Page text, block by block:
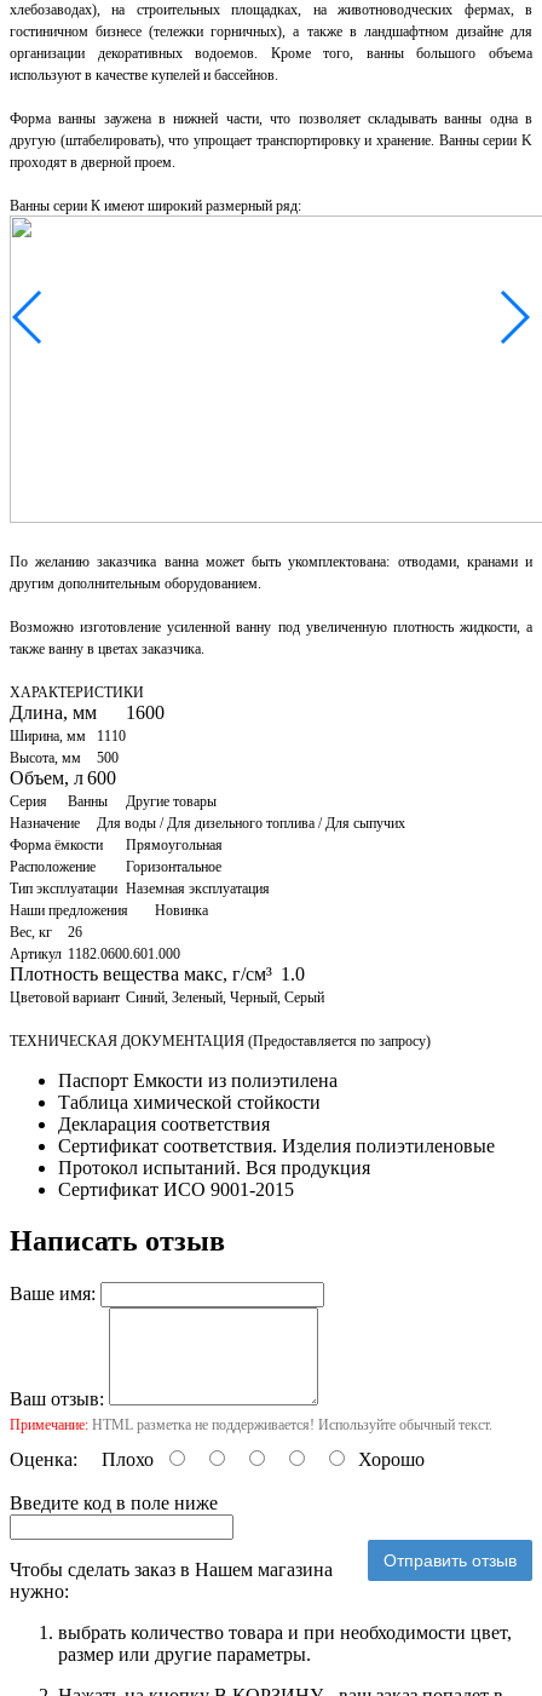
хлебозаводах), на строительных площадках, на животноводческих фермах, в
гостиничном бизнесе (тележки горничных), а также в ландшафтном дизайне для
организации декоративных водоемов. Кроме того, ванны большого объема
используют в качестве купелей и бассейнов.
Форма ванны заужена в нижней части, что позволяет складывать ванны одна в
другую (штабелировать), что упрощает транспортировку и хранение. Ванны серии K
проходят в дверной проем.
Ванны серии К имеют широкий размерный ряд:
По желанию заказчика ванна может быть укомплектована: отводами, кранами и
другим дополнительным оборудованием.
Возможно изготовление усиленной ванну под увеличенную плотность жидкости, а
также ванну в цветах заказчика.
ХАРАКТЕРИСТИКИ
Длина, мм 1600
Ширина, мм
1110
Высота, мм
500
Объем, л600
Серия Ванны
Другие товары
Назначение
Для воды / Для дизельного топлива / Для сыпучих
Форма ёмкости
Прямоугольная
Расположение
Горизонтальное
Тип эксплуатации Наземная эксплуатация
Наши предложения
Новинка
Вес, кг
26
Артикул 1182.0600.601.000
Плотность вещества макс, г/см³ 1.0
Цветовой вариант Синий, Зеленый, Черный, Серый
ТЕХНИЧЕСКАЯ ДОКУМЕНТАЦИЯ (Предоставляется по запросу)
Паспорт Емкости из полиэтилена
Таблица химической стойкости
Декларация соответствия
Сертификат соответствия. Изделия полиэтиленовые
Протокол испытаний. Вся продукция
Сертификат ИСО 9001-2015
Написать отзыв
Ваше имя:
Ваш отзыв:
Примечание: HTML разметка не поддерживается! Используйте обычный текст.
Оценка: Плохо Хорошо
Введите код в поле ниже
Отправить отзыв
Чтобы сделать заказ в Нашем магазина
нужно:
выбрать количество товара и при необходимости цвет,
размер или другие параметры.